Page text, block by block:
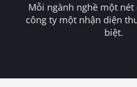
Mỗi ngành nghề một
công ty một nhận diện
biệt.